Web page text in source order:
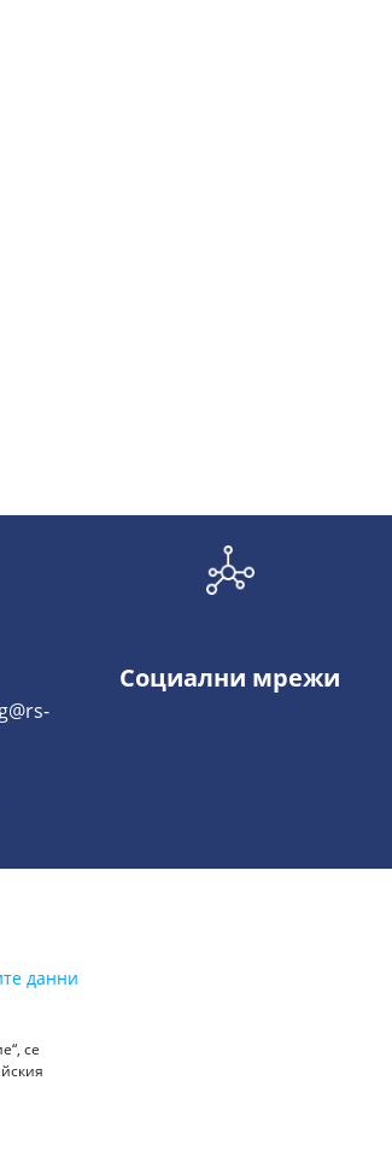
Социални мрежи
данни
се